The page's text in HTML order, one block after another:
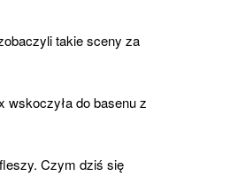
takie sceny za
wskoczyła do basenu z
Czym dziś się